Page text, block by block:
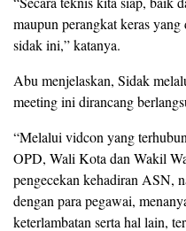
maupun perangkat keras
sidak ini,” katanya.
Abu menjelaskan, Sidak
meeting ini dirancang
“Melalui vidcon yang
OPD, Wali Kota dan Wakil
pengecekan kehadiran ASN,
dengan para pegawai,
keterlambatan serta hal lain,